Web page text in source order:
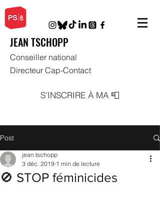
JEAN TSCHOPP
Conseiller national
Directeur Cap-Contact
S'INSCRIRE À MA 📮
Post
🚫 STOP féminicides
jean.tschopp
3 déc. 2019 1 min de lecture